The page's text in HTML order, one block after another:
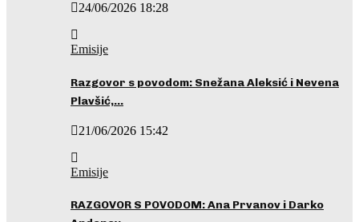
24/06/2026 18:28
Emisije
Razgovor s povodom: Snežana Aleksić i Nevena
Plavšić,…
21/06/2026 15:42
Emisije
RAZGOVOR S POVODOM: Ana Prvanov i Darko